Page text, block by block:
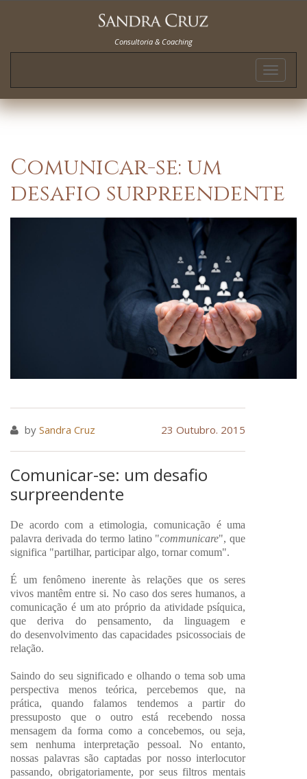
Consultoria & Coaching
Toggle
Comunicar-se: um
desafio surpreendente
by Sandra Cruz 23 Outubro. 2015
Comunicar-se: um desafio
surpreendente
De acordo com a etimologia, comunicação é uma
palavra derivada do termo latino "communicare", que
significa "partilhar, participar algo, tornar comum".
É um fenômeno inerente às relações que os seres
vivos mantêm entre si. No caso dos seres humanos, a
comunicação é um ato próprio da atividade psíquica,
que deriva do pensamento, da linguagem e
do desenvolvimento das capacidades psicossociais de
relação.
Saindo do seu significado e olhando o tema sob uma
perspectiva menos teórica, percebemos que, na
prática, quando falamos tendemos a partir do
pressuposto que o outro está recebendo nossa
mensagem da forma como a concebemos, ou seja,
sem nenhuma interpretação pessoal. No entanto,
nossas palavras são captadas por nosso interlocutor
passando, obrigatoriamente, por seus filtros mentais